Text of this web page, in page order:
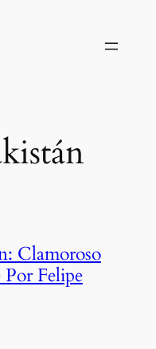
Clamoroso
Felipe